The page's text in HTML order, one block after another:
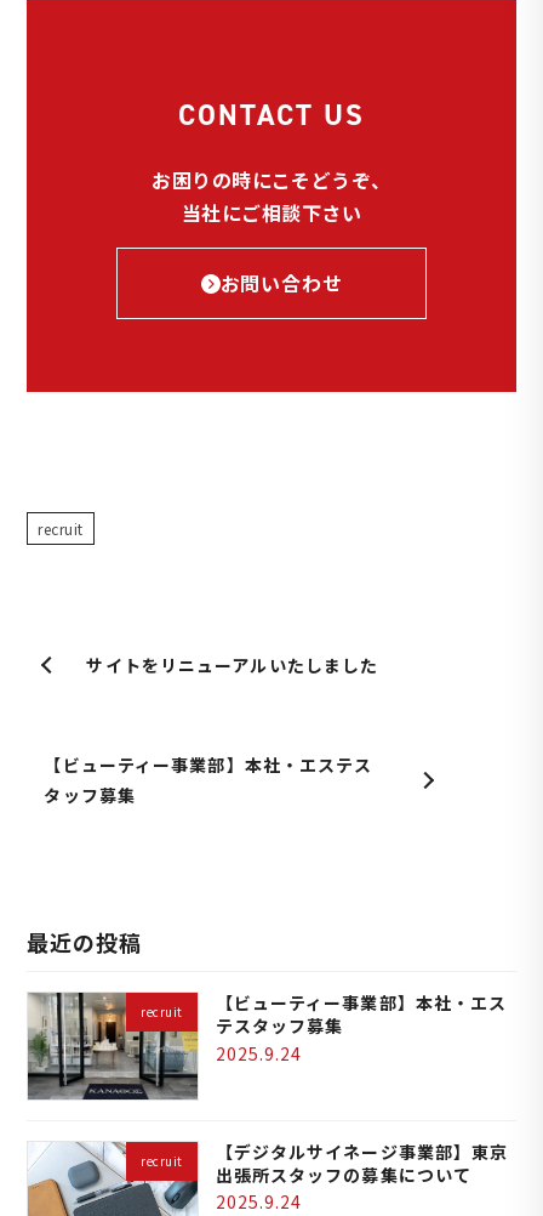
CONTACT US
お困りの時にこそどうぞ、
当社にご相談下さい
お問い合わせ
recruit
サイトをリニューアルいたしました
【ビューティー事業部】本社・エステス
タッフ募集
最近の投稿
recruit
【ビューティー事業部】本社・エス
テスタッフ募集
2025.9.24
recruit
【デジタルサイネージ事業部】東京
出張所スタッフの募集について
2025.9.24